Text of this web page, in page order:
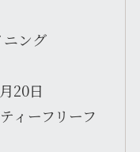
ニング
20日
ィーフリーフ